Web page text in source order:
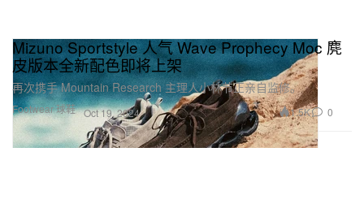
Footwear 球鞋
Mizuno Sportstyle 人气 Wave Prophecy Moc 麂
皮版本全新配色即将上架
再次携手 Mountain Research 主理人小林节正亲自监修。
Oct 19, 2024 1.5K 0